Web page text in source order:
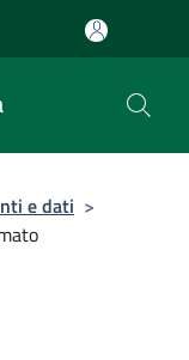
e dati >